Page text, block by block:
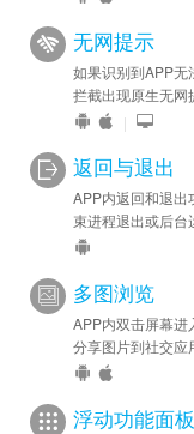
无网提示
如果识别到APP无
拦截出现原生无网
|
返回与退出
APP内返回和退出
束进程退出或后台
多图浏览
APP内双击屏幕进
分享图片到社交应
浮动功能面板